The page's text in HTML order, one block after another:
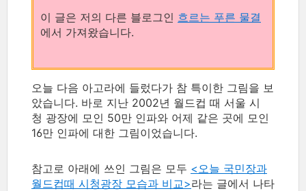
이 글은 저의 다른 블로그인 흐르는 푸른 물결
에서 가져왔습니다.
오늘 다음 아고라에 들렀다가 참 특이한 그림을 보
았습니다. 바로 지난 2002년 월드컵 때 서울 시
청 광장에 모인 50만 인파와 어제 같은 곳에 모인
16만 인파에 대한 그림이었습니다.
참고로 아래에 쓰인 그림은 모두 <오늘 국민장과
월드컵때 시청광장 모습과 비교>라는 글에서 나타